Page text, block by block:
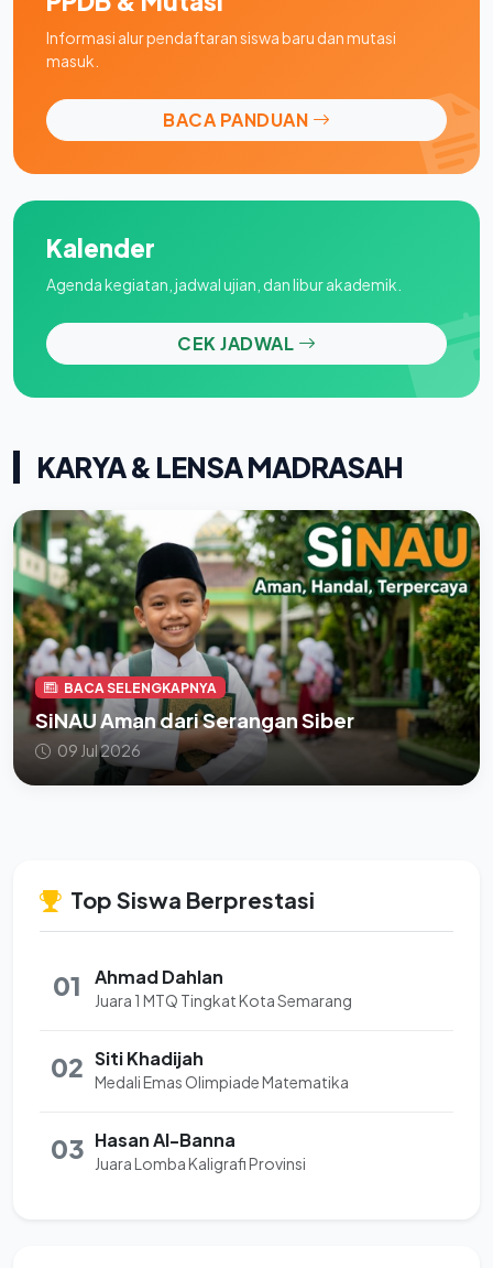
Informasi alur pendaftaran siswa baru dan mutasi
masuk.
BACA PANDUAN
Kalender
Agenda kegiatan, jadwal ujian, dan libur akademik.
CEK JADWAL
KARYA & LENSA MADRASAH
BACA SELENGKAPNYA
SiNAU Aman dari Serangan Siber
09 Jul 2026
Top Siswa Berprestasi
01 Ahmad Dahlan
Juara 1 MTQ Tingkat Kota Semarang
02 Siti Khadijah
Medali Emas Olimpiade Matematika
03 Hasan Al-Banna
Juara Lomba Kaligrafi Provinsi